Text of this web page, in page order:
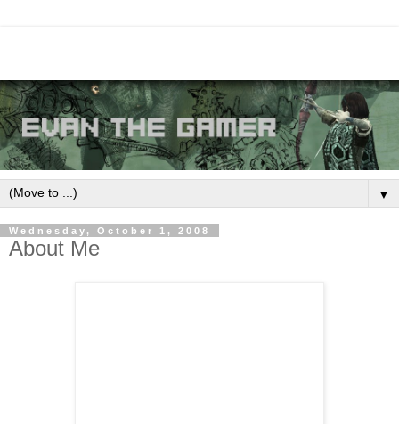
▼
Wednesday, October 1, 2008
About Me